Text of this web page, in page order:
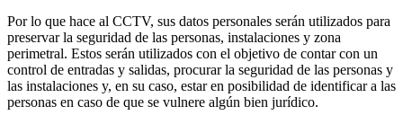
Por lo que hace al CCTV, sus datos personales serán utilizados para
preservar la seguridad de las personas, instalaciones y zona
perimetral. Estos serán utilizados con el objetivo de contar con un
control de entradas y salidas, procurar la seguridad de las personas y
las instalaciones y, en su caso, estar en posibilidad de identificar a las
personas en caso de que se vulnere algún bien jurídico.